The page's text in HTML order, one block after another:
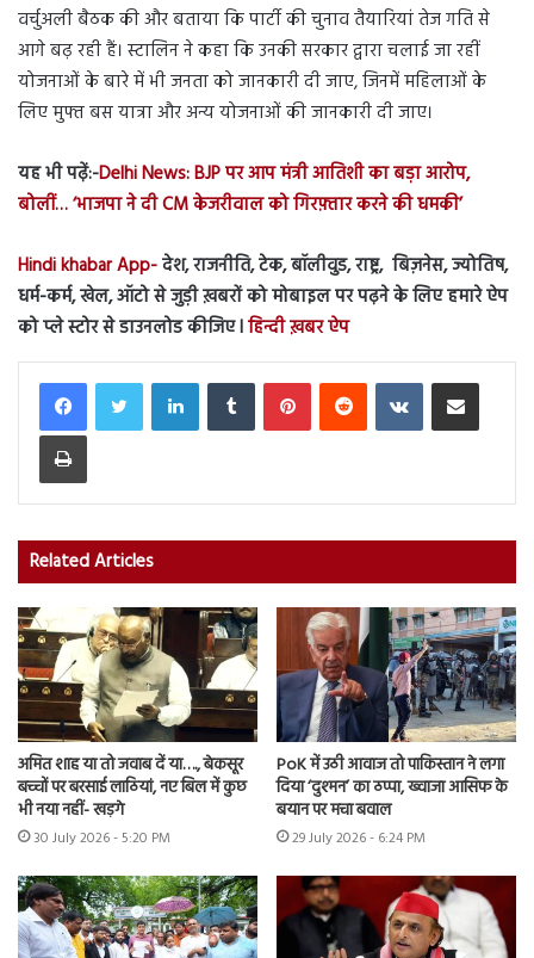
वर्चुअली बैठक की और बताया कि पार्टी की चुनाव तैयारियां तेज गति से
आगे बढ़ रही हैं। स्टालिन ने कहा कि उनकी सरकार द्वारा चलाई जा रहीं
योजनाओं के बारे में भी जनता को जानकारी दी जाए, जिनमें महिलाओं के
लिए मुफ्त बस यात्रा और अन्य योजनाओं की जानकारी दी जाए।
यह भी पढ़ें:-Delhi News: BJP पर आप मंत्री आतिशी का बड़ा आरोप,
बोलीं… ‘भाजपा ने दी CM केजरीवाल को गिरफ़्तार करने की धमकी’
Hindi khabar App-देश, राजनीति, टेक, बॉलीवुड, राष्ट्र, बिज़नेस, ज्योतिष,
धर्म-कर्म, खेल, ऑटो से जुड़ी ख़बरों को मोबाइल पर पढ़ने के लिए हमारे ऐप
को प्ले स्टोर से डाउनलोड कीजिए lहिन्दी ख़बर ऐप
LinkedInTumblr PinterestReddit VKontakteShare via Email
Print
Related Articles
अमित शाह या तो जवाब दें या…., बेकसूर
बच्चों पर बरसाई लाठियां, नए बिल में कुछ
भी नया नहीं- खड़गे
30 July 2026 - 5:20 PM
PoK में उठी आवाज तो पाकिस्तान ने लगा
दिया ‘दुश्मन’ का ठप्पा, ख्वाजा आसिफ के
बयान पर मचा बवाल
29 July 2026 - 6:24 PM